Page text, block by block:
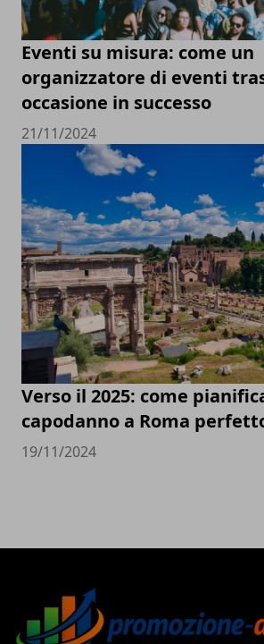
Eventi su misura: come un
organizzatore di eventi
occasione in successo
21/11/2024
Verso il 2025: come
capodanno a Roma
19/11/2024